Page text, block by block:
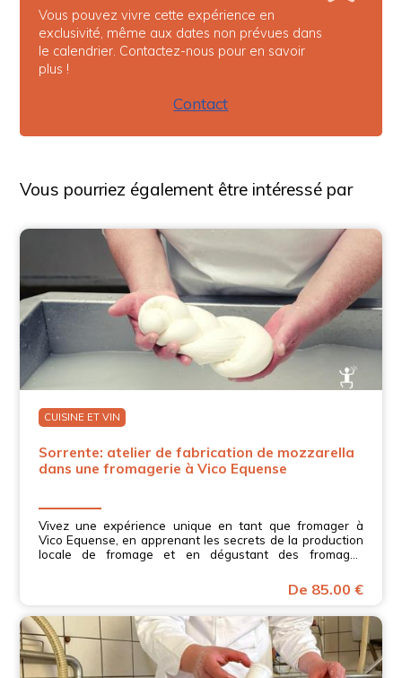
Vous pouvez vivre cette expérience en
exclusivité, même aux dates non prévues dans
le calendrier. Contactez-nous pour en savoir
plus !
Contact
Vous pourriez également être intéressé par
CUISINE ET VIN
Sorrente: atelier de fabrication de mozzarella
dans une fromagerie à Vico Equense
Vivez une expérience unique en tant que fromager à
Vico Equense, en apprenant les secrets de la production
locale de fromage et en dégustant des fromages
De 85.00 €